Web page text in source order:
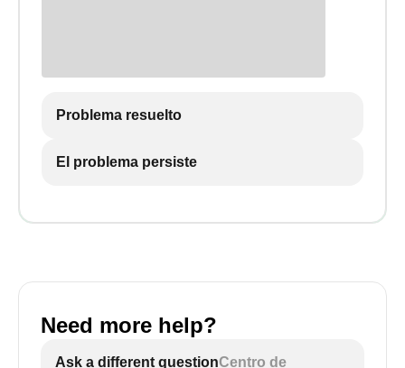
Problema resuelto
El problema persiste
Need more help?
Ask a different questionCentro de